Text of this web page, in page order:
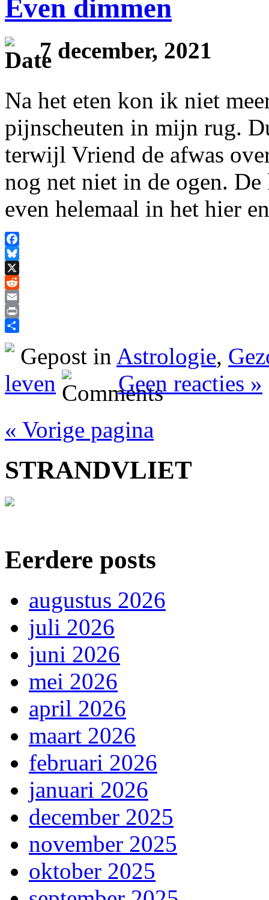
Even dimmen
7 december, 2021
Na het eten kon ik niet
pijnscheuten in mijn rug.
terwijl Vriend de afwas
nog net niet in de ogen.
even helemaal in het hier
Facebook
Bluesky
X
Reddit
Email
Print
Gepost in Astrologie,
leven
Geen reacties »
« Vorige pagina
STRANDVLIET
Eerdere posts
augustus 2026
juli 2026
juni 2026
mei 2026
april 2026
maart 2026
februari 2026
januari 2026
december 2025
november 2025
oktober 2025